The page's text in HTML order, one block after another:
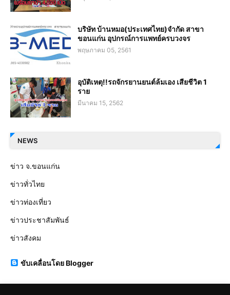
บริษัท บ้านหมอ(ประเทศไทย)จำกัด สาขา
ขอนแก่น อุปกรณ์การแพทย์ครบวงจร
พฤษภาคม 05, 2561
อุบัติเหตุ!!รถจักรยานยนต์ล้มเอง เสียชีวิต 1
ราย
มีนาคม 15, 2562
NEWS
ข่าว จ.ขอนแก่น
ข่าวทั่วไทย
ข่าวท่องเที่ยว
ข่าวประชาสัมพันธ์
ข่าวสังคม
ขับเคลื่อนโดย Blogger